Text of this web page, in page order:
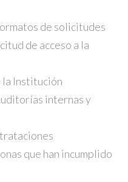
de solicitudes
de acceso a la
la Institución
internas y
que han incumplido